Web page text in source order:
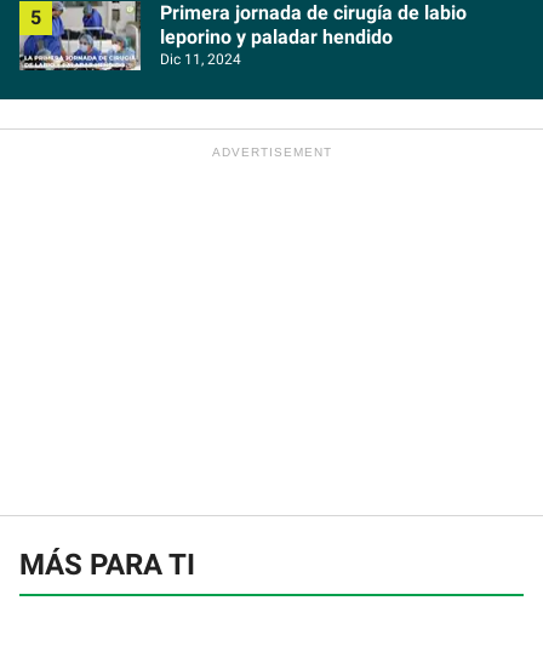
Primera jornada de cirugía de labio
leporino y paladar hendido
Dic 11, 2024
MÁS PARA TI